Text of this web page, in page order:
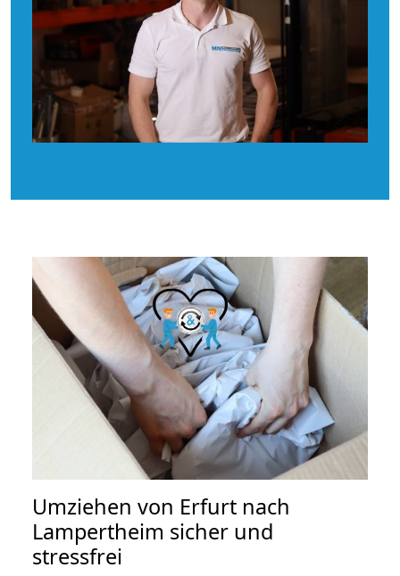
Umziehen von Erfurt nach
Lampertheim sicher und
stressfrei